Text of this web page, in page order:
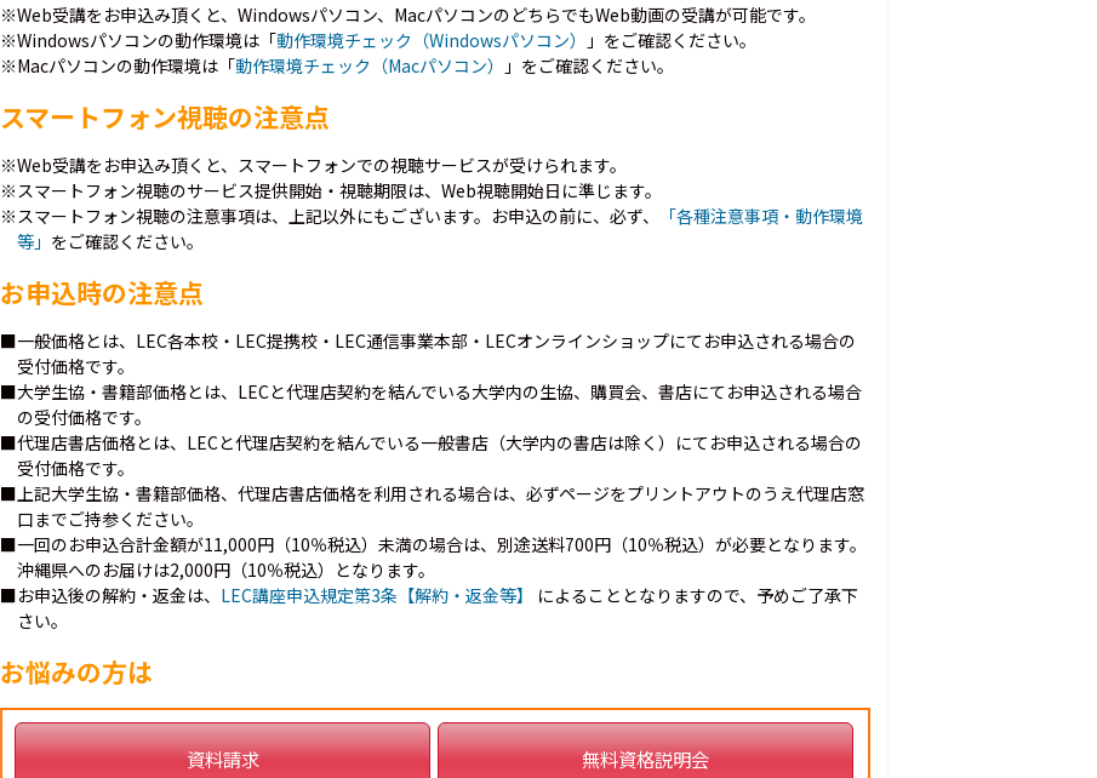
※Web受講をお申込み頂くと、Windowsパソコン、MacパソコンのどちらでもWeb動画の受講が可能です。
※Windowsパソコンの動作環境は「動作環境チェック（Windowsパソコン）
」をご確認ください。
※Macパソコンの動作環境は「動作環境チェック（Macパソコン） 」をご確認ください。
スマートフォン視聴の注意点
※Web受講をお申込み頂くと、スマートフォンでの視聴サービスが受けられます。
※スマートフォン視聴のサービス提供開始・視聴期限は、Web視聴開始日に準じます。
※スマートフォン視聴の注意事項は、上記以外にもございます。お申込の前に、必ず、
「各種注意事項・動作環境
等」 をご確認ください。
お申込時の注意点
■一般価格とは、LEC各本校・LEC提携校・LEC通信事業本部・LECオンラインショップにてお申込される場合の
受付価格です。
■大学生協・書籍部価格とは、LECと代理店契約を結んでいる大学内の生協、購買会、書店にてお申込される場合
の受付価格です。
■代理店書店価格とは、LECと代理店契約を結んでいる一般書店（大学内の書店は除く）にてお申込される場合の
受付価格です。
■上記大学生協・書籍部価格、代理店書店価格を利用される場合は、必ずページをプリントアウトのうえ代理店窓
口までご持参ください。
■一回のお申込合計金額が11,000円（10％税込）未満の場合は、別途送料700円（10％税込）が必要となります。
沖縄県へのお届けは2,000円（10％税込）となります。
■お申込後の解約・返金は、 LEC講座申込規定第3条【解約・返金等】
によることとなりますので、予めご了承下
さい。
お悩みの方は
資料請求 無料資格説明会